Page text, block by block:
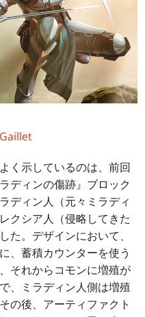
く示しているのは、前回
ディンの傷跡』ブロック
ディン人（元々ミラディ
クシア人（侵略してきた
た。デザインにおいて、
、蓄積カウンターを使う
それからコモンに増殖が
、ミラディン人側は増殖
の後、アーティファクト